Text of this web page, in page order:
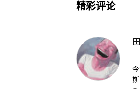
精彩评论